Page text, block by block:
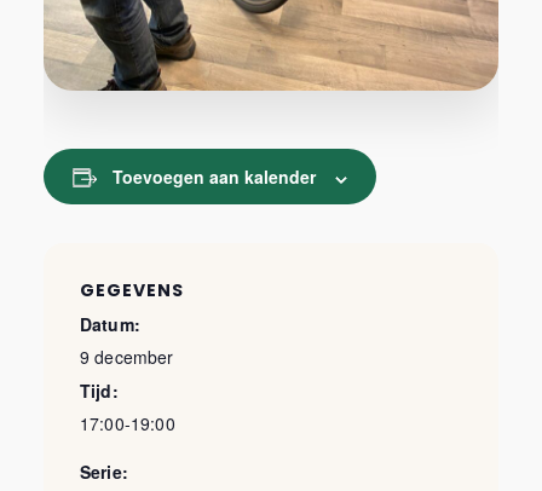
Toevoegen aan kalender
GEGEVENS
Datum:
9 december
Tijd:
17:00-19:00
Serie: